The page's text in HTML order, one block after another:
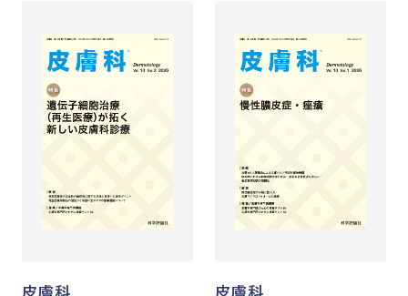
皮膚科 皮膚科